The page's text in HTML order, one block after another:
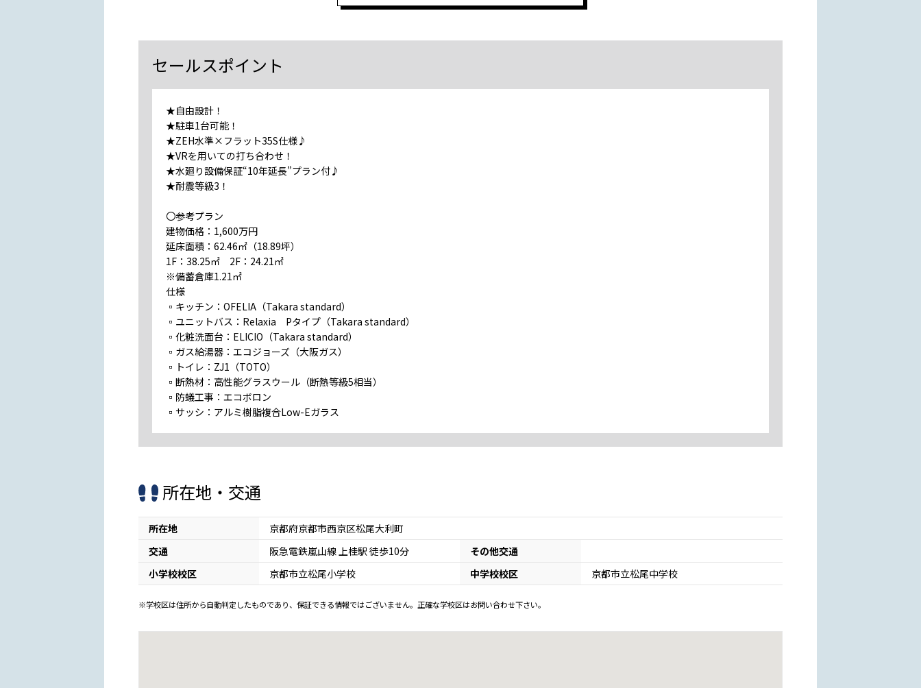
セールスポイント
★自由設計！
★駐車1台可能！
★ZEH水準×フラット35S仕様♪
★VRを用いての打ち合わせ！
★水廻り設備保証“10年延長”プラン付♪
★耐震等級3！
〇参考プラン
建物価格：1,600万円
延床面積：62.46㎡（18.89坪）
1F：38.25㎡ 2F：24.21㎡
※備蓄倉庫1.21㎡
仕様
▫キッチン：OFELIA（Takara standard）
▫ユニットバス：Relaxia Pタイプ（Takara standard）
▫化粧洗面台：ELICIO（Takara standard）
▫ガス給湯器：エコジョーズ（大阪ガス）
▫トイレ：ZJ1（TOTO）
▫断熱材：高性能グラスウール（断熱等級5相当）
▫防蟻工事：エコボロン
▫サッシ：アルミ樹脂複合Low-Eガラス
所在地・交通
所在地
京都府京都市西京区松尾大利町
交通
阪急電鉄嵐山線 上桂駅 徒歩10分
その他交通
小学校校区
京都市立松尾小学校 中学校校区 京都市立松尾中学校
※学校区は住所から自動判定したものであり、保証できる情報ではございません。正確な学校区はお問い合わせ下さい。